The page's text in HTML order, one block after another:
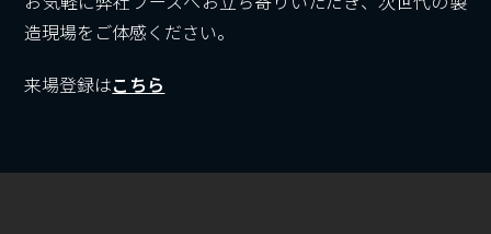
造現場をご体感ください。
来場登録はこちら